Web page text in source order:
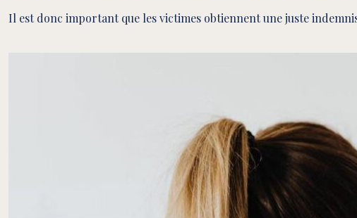
Il est donc important que les victimes obtiennent une juste